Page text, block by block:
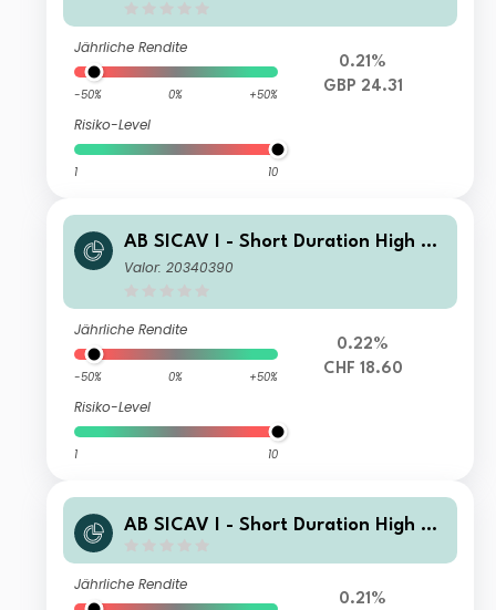
Jährliche Rendite
-50% 0% +50%
Risiko-Level
1 10
0.21%
GBP 24.31
AB SICAV I - Short Duration High Yi
eld Portfolio I2 CHF H Acc
Valor: 20340390
Jährliche Rendite
-50% 0% +50%
Risiko-Level
1 10
0.22%
CHF 18.60
AB SICAV I - Short Duration High Yi
Jährliche Rendite
0.21%